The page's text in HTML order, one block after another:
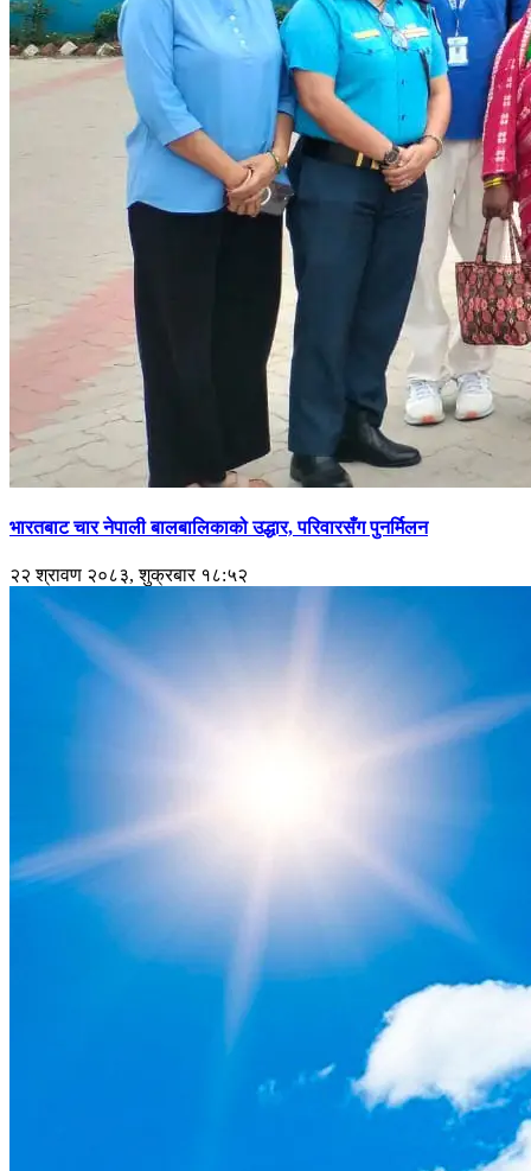
भारतबाट चार नेपाली बालबालिकाको उद्धार, परिवारसँग पुनर्मिलन
२२ श्रावण २०८३, शुक्रबार १८:५२